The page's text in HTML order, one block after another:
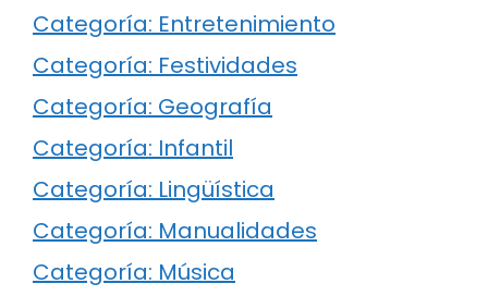
Categoría: Entretenimiento
Categoría: Festividades
Categoría: Geografía
Categoría: Infantil
Categoría: Lingüística
Categoría: Manualidades
Categoría: Música